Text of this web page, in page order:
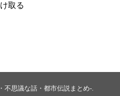
取る
不思議な話・都市伝説まとめ-